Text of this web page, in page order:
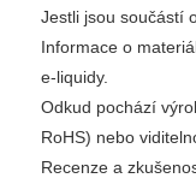
Jestli jsou součástí
Informace o
e-liquidy.
Odkud pochází
RoHS) nebo
Recenze a